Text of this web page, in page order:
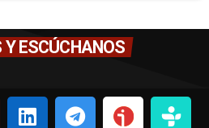
Y ESCÚCHANOS